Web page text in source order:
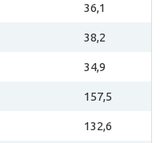
36,1
38,2
34,9
157,5
132,6